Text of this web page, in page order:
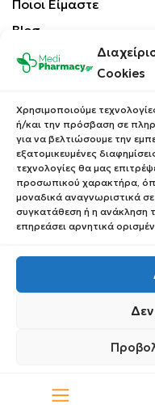
Cookies
Χρησιμοποιούμε
ή/και την πρόσβαση σε
για να βελτιώσουμε την
εξατομικευμένες
τεχνολογίες θα μας
προσωπικού χαρακτήρα,
μοναδικά αναγνωριστικά
συγκατάθεση ή η ανάκληση
επηρεάσει αρνητικά
Ποιοι Είμαστε
Blog
Επικοινωνία
Πολιτική Απορρήτου
Τρόποι Αποστολής
Τρόποι Πληρωμής
Επιστροφές